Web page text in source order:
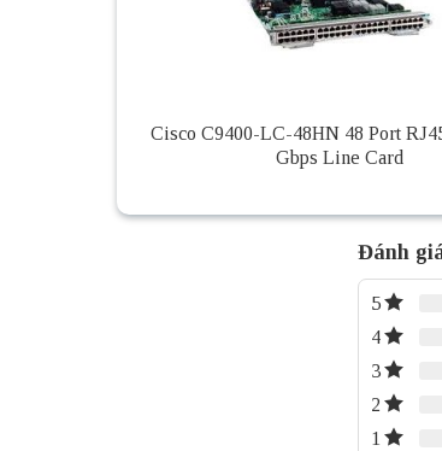
Cisco C9400-LC-48HN 48 Port
Gbps Line Card
Đánh
5
4
3
2
1